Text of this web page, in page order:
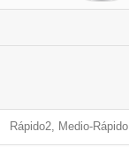
Rápido2, Medio-Rápido